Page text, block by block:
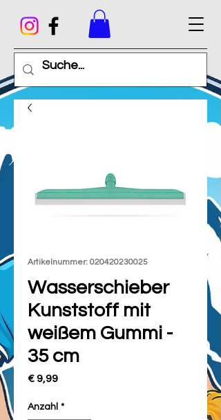
Artikelnummer: 020420230025
Wasserschieber
Kunststoff mit
weißem Gummi -
35 cm
€ 9,99Preis
Anzahl *